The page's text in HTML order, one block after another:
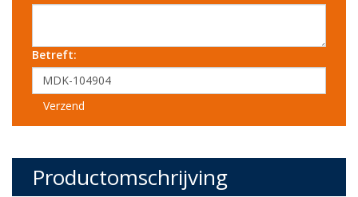
Betreft:
Verzend
Productomschrijving